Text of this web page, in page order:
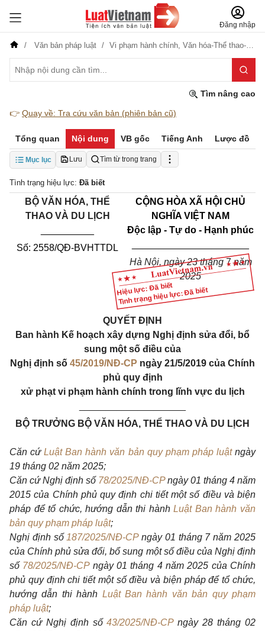
Đăng nhập
Văn bản pháp luật Vi phạm hành chính, Văn hóa-Thể thao-Du lịch
Tìm nâng cao
👉 Quay về: Tra cứu văn bản (phiên bản cũ)
Tổng quan Nội dung VB gốc Tiếng Anh Lược đồ
Mục lục Lưu Tìm từ trong trang
Tình trạng hiệu lực: Đã biết
Hiệu lực: Đã biết
Tình trạng hiệu lực: Đã biết
BỘ VĂN HÓA, THỂ
THAO VÀ DU LỊCH
Số: 2558/QĐ-BVHTTDL
CỘNG HÒA XÃ HỘI CHỦ
NGHĨA VIỆT NAM
Độc lập - Tự do - Hạnh phúc
Hà Nội, ngày 23 tháng7năm
2025
QUYẾT ĐỊNH
Ban hành Kế hoạch xây dựng Nghị định sửa đổi, bổ
sung một số điều của
Nghị định số 45/2019/NĐ-CP ngày 21/5/2019 của Chính
phủ quy định
xử phạt vi phạm hành chính trong lĩnh vực du lịch
BỘ TRƯỞNG BỘ VĂN HÓA, THỂ THAO VÀ DU LỊCH
Căn cứLuật Ban hành văn bản quy phạm pháp luậtngày
19 tháng 02 năm 2025;
Căn cứ Nghị định số 78/2025/NĐ-CPngày 01 tháng 4 năm
2015 của Chính phủ quy định chi tiết một số điều và biện
pháp để tổ chức, hướng dẫn thi hànhLuật Ban hành văn
bản quy phạm pháp luật;
Nghị định số 187/2025/NĐ-CPngày 01 tháng 7 năm 2025
của Chính phủ sửa đổi, bổ sung một số điều của Nghị định
số 78/2025/NĐ-CPngày 01 tháng 4 năm 2025 của Chính
phủ quy định chi tiết một số điều và biện pháp để tổ chức,
hướng dẫn thi hành Luật Ban hành văn bản quy phạm
pháp luật;
Căn cứ Nghị định số43/2025/NĐ-CPngày 28 tháng 02